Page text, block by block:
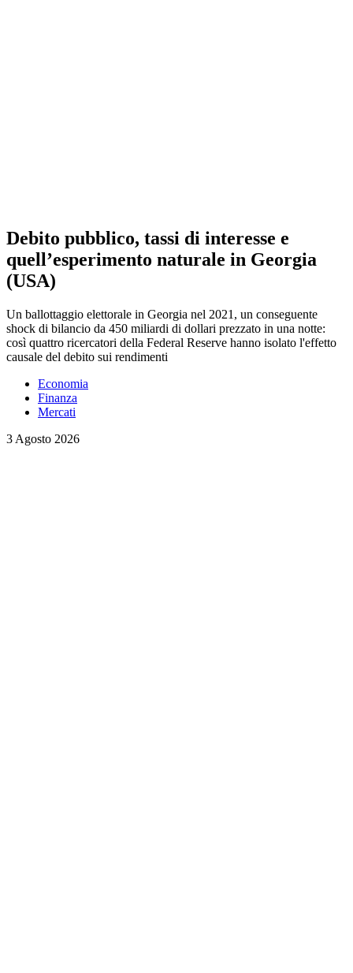
Debito pubblico, tassi di interesse e
quell’esperimento naturale in Georgia
(USA)
Un ballottaggio elettorale in Georgia nel 2021, un conseguente
shock di bilancio da 450 miliardi di dollari prezzato in una notte:
così quattro ricercatori della Federal Reserve hanno isolato l'effetto
causale del debito sui rendimenti
Economia
Finanza
Mercati
3 Agosto 2026